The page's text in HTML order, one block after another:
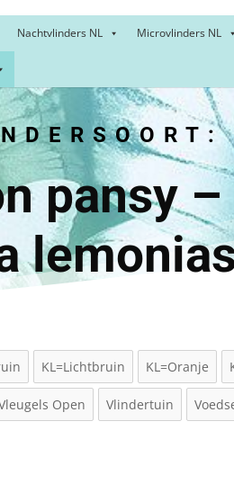
Nachtvlinders NL Microvlinders NL
KL=Lichtbruin KL=Oranje
Open Vlindertuin